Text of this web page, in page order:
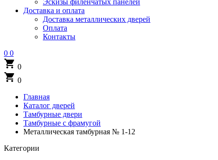
Эскизы филенчатых панелей
Доставка и оплата
Доставка металлических дверей
Оплата
Контакты
0 0
shopping_cart 0
shopping_cart 0
Главная
Каталог дверей
Тамбурные двери
Тамбурные с фрамугой
Металлическая тамбурная № 1-12
Категории